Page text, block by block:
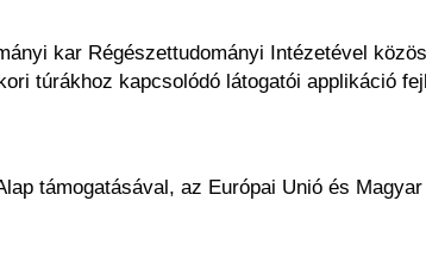
kar Régészettudományi Intézetével
túrákhoz kapcsolódó látogatói applikáció
támogatásával, az Európai Unió és